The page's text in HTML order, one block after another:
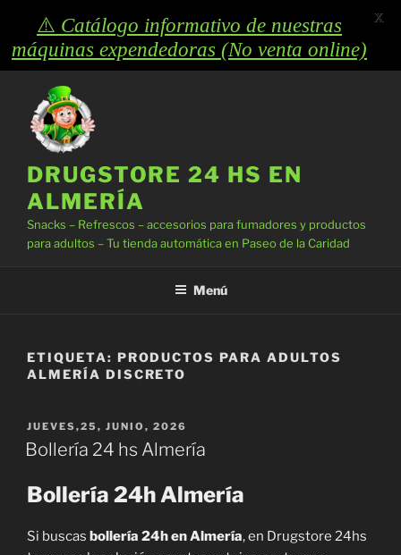
contenido
DRUGSTORE 24 HS EN
ALMERÍA
Snacks – Refrescos – accesorios para fumadores y productos
para adultos – Tu tienda automática en Paseo de la Caridad
Menú
ETIQUETA: PRODUCTOS PARA ADULTOS
ALMERÍA DISCRETO
PUBLICADO
EL
JUEVES,25, JUNIO, 2026
Bollería 24 hs Almería
Bollería 24h Almería
Si buscas bollería 24h en Almería, en Drugstore 24hs
⚠️ Catálogo informativo de nuestras
máquinas expendedoras (No venta online)
X